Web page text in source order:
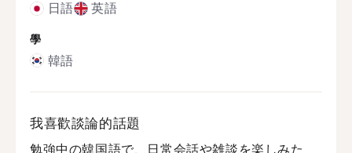
日語 英語
學
韓語
我喜歡談論的話題
勉強中の韓国語で、日常会話や雑談を楽しみた